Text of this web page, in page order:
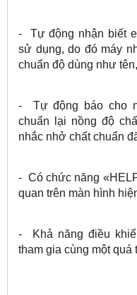
- Tự động nhận biết
sử dụng, do đó máy
chuẩn độ dùng như
- Tự động báo cho
chuẩn lại nồng độ
nhắc nhở chất chuẩn
- Có chức năng
quan trên màn hình
- Khả năng điều
tham gia cùng một quá